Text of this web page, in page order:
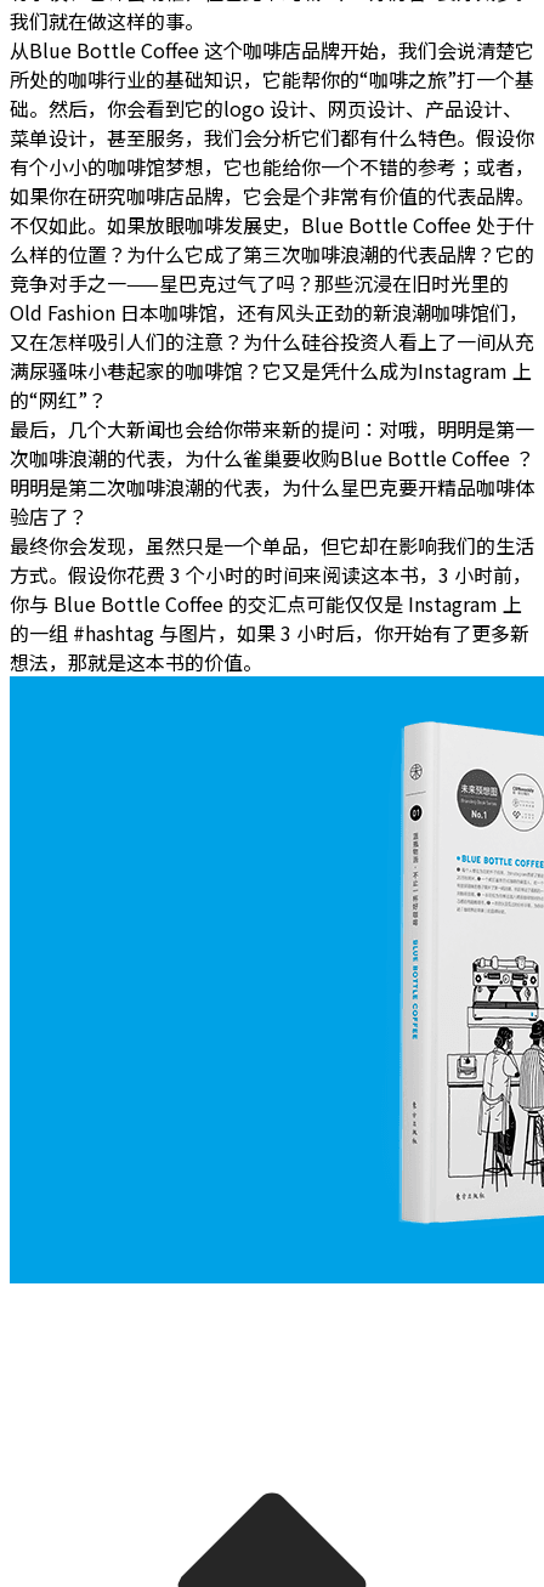
我们就在做这样的事。
从Blue Bottle Coffee 这个咖啡店品牌开始，我们会说清楚它
所处的咖啡行业的基础知识，它能帮你的“咖啡之旅”打一个基
础。然后，你会看到它的logo 设计、网页设计、产品设计、
菜单设计，甚至服务，我们会分析它们都有什么特色。假设你
有个小小的咖啡馆梦想，它也能给你一个不错的参考；或者，
如果你在研究咖啡店品牌，它会是个非常有价值的代表品牌。
不仅如此。如果放眼咖啡发展史，Blue Bottle Coffee 处于什
么样的位置？为什么它成了第三次咖啡浪潮的代表品牌？它的
竞争对手之一——星巴克过气了吗？那些沉浸在旧时光里的
Old Fashion 日本咖啡馆，还有风头正劲的新浪潮咖啡馆们，
又在怎样吸引人们的注意？为什么硅谷投资人看上了一间从充
满尿骚味小巷起家的咖啡馆？它又是凭什么成为Instagram 上
的“网红”？
最后，几个大新闻也会给你带来新的提问：对哦，明明是第一
次咖啡浪潮的代表，为什么雀巢要收购Blue Bottle Coffee ？
明明是第二次咖啡浪潮的代表，为什么星巴克要开精品咖啡体
验店了？
最终你会发现，虽然只是一个单品，但它却在影响我们的生活
方式。假设你花费 3 个小时的时间来阅读这本书，3 小时前，
你与 Blue Bottle Coffee 的交汇点可能仅仅是 Instagram 上
的一组 #hashtag 与图片，如果 3 小时后，你开始有了更多新
想法，那就是这本书的价值。